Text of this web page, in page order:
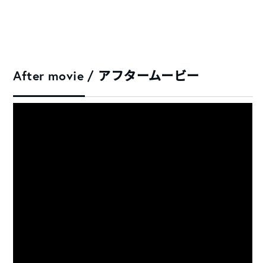
After movie / アフタームービー